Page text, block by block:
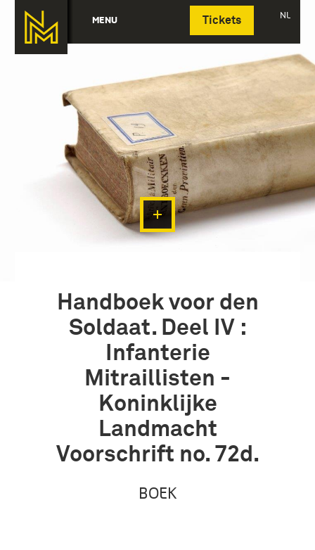
MENU Tickets NL
Deutsch
Handboek voor den
Soldaat. Deel IV :
Infanterie
Mitraillisten -
Koninklijke
Landmacht
Voorschrift no. 72d.
BOEK